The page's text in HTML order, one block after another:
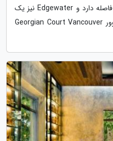
خیابان رابسون 12 دقیقه پیاده روی فاصله دارد و Edgewater نیز یک
کیلومتر از هتل گئورجین کورت ونکوور Georgian Court Vancouver